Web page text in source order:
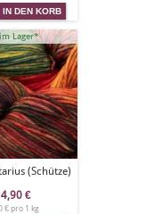
Lager*
(Schütze)
€
€ pro 1 kg